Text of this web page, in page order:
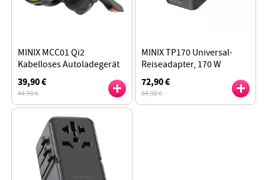
MINIX MCC01 Qi2
Kabelloses Autoladegerät
mit magnetischer Kühlung
39,90 €
44,90 €
MINIX TP170 Universal-
Reiseadapter, 170 W
Leistung, globale
Universalstecker
72,90 €
84,90 €